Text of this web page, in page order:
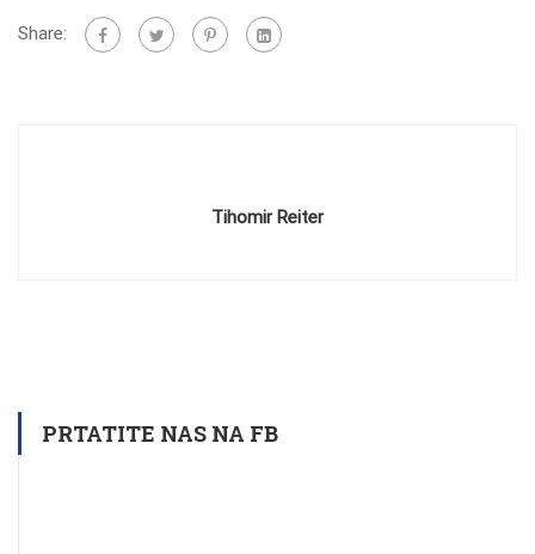
Share:
Tihomir Reiter
PRTATITE NAS NA FB